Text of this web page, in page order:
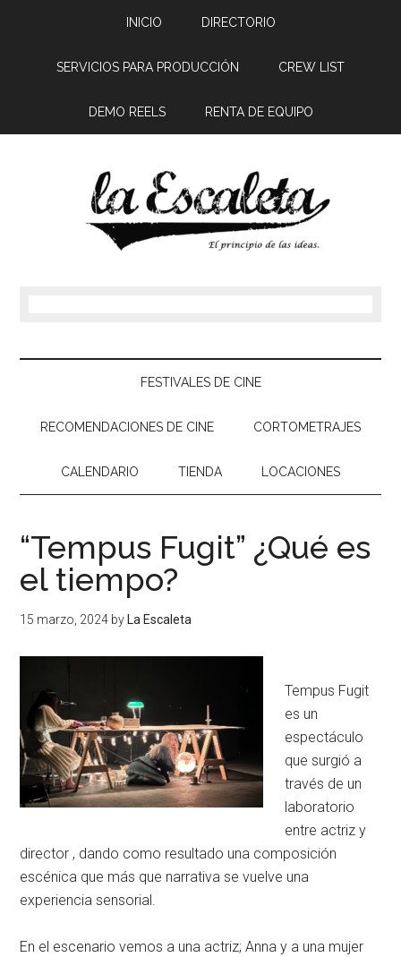
INICIO DIRECTORIO
SERVICIOS PARA PRODUCCIÓN CREW LIST
DEMO REELS RENTA DE EQUIPO
FESTIVALES DE CINE
RECOMENDACIONES DE CINE CORTOMETRAJES
CALENDARIO TIENDA LOCACIONES
“Tempus Fugit” ¿Qué es
el tiempo?
15 marzo, 2024 by La Escaleta
Tempus Fugit
es un
espectáculo
que surgió a
través de un
laboratorio
entre actriz y
director , dando como resultado una composición
escénica que más que narrativa se vuelve una
experiencia sensorial.
En el escenario vemos a una actriz; Anna y a una mujer